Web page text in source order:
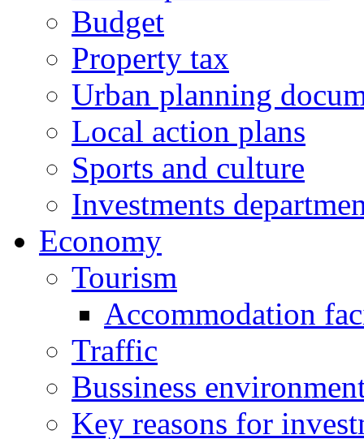
Budget
Property tax
Urban planning
Local action plans
Sports and culture
Investments
Economy
Tourism
Accommodation
Traffic
Bussiness
Key reasons for